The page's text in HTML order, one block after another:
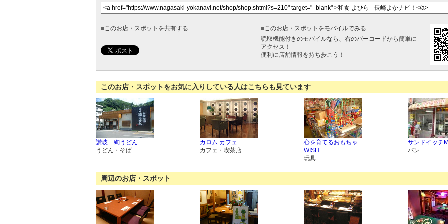
■このお店・スポットを共有する ■このお店・スポットをモバイルでみる
読取機能付きのモバイルなら、右のバーコードから簡単に
アクセス！
便利に店舗情報を持ち歩こう！
このお店・スポットをお気に入りしている人はこちらも見ています
讃岐 絢うどん
うどん・そば
カロム カフェ
カフェ・喫茶店
心を育てるおもちゃ
WISH
玩具
サンドイッチ
パン
周辺のお店・スポット